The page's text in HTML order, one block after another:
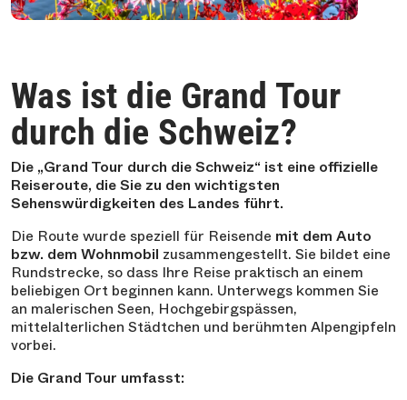
Was ist die Grand Tour
durch die Schweiz?
Die „Grand Tour durch die Schweiz“ ist eine offizielle
Reiseroute, die Sie zu den wichtigsten
Sehenswürdigkeiten des Landes führt.
Die Route wurde speziell für Reisende mit dem Auto
bzw. dem Wohnmobil zusammengestellt. Sie bildet eine
Rundstrecke, so dass Ihre Reise praktisch an einem
beliebigen Ort beginnen kann. Unterwegs kommen Sie
an malerischen Seen, Hochgebirgspässen,
mittelalterlichen Städtchen und berühmten Alpengipfeln
vorbei.
Die Grand Tour umfasst: